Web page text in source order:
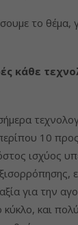
το θέμα,
κάθε
10
ισχύος
για την
και